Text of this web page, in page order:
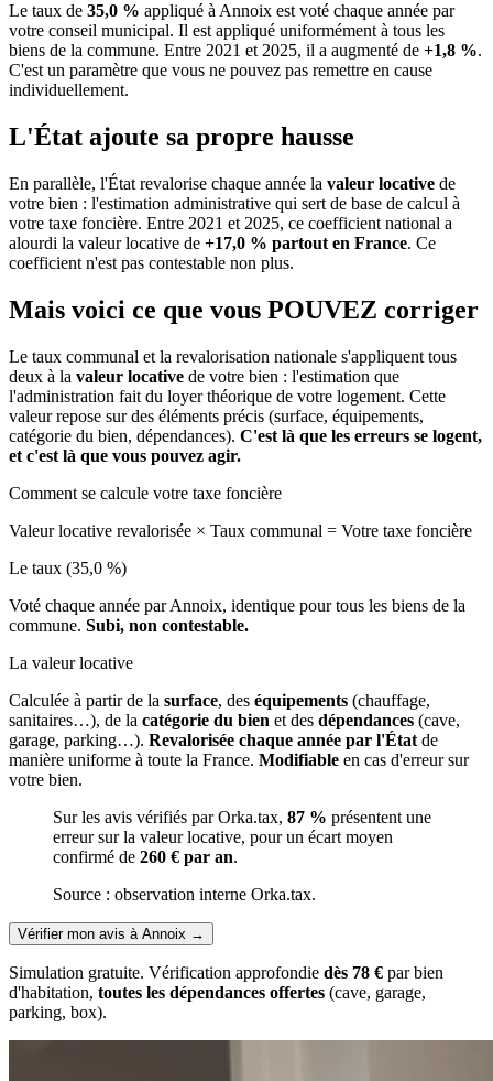
Le taux de 35,0 % appliqué à Annoix est voté chaque année par
votre conseil municipal. Il est appliqué uniformément à tous les
biens de la commune. Entre 2021 et 2025, il a augmenté de +1,8 %.
C'est un paramètre que vous ne pouvez pas remettre en cause
individuellement.
L'État ajoute sa propre hausse
En parallèle, l'État revalorise chaque année la valeur locative de
votre bien : l'estimation administrative qui sert de base de calcul à
votre taxe foncière. Entre 2021 et 2025, ce coefficient national a
alourdi la valeur locative de +17,0 % partout en France. Ce
coefficient n'est pas contestable non plus.
Mais voici ce que vous POUVEZ corriger
Le taux communal et la revalorisation nationale s'appliquent tous
deux à la valeur locative de votre bien : l'estimation que
l'administration fait du loyer théorique de votre logement. Cette
valeur repose sur des éléments précis (surface, équipements,
catégorie du bien, dépendances). C'est là que les erreurs se logent,
et c'est là que vous pouvez agir.
Comment se calcule votre taxe foncière
Valeur locative revalorisée × Taux communal = Votre taxe foncière
Le taux (35,0 %)
Voté chaque année par Annoix, identique pour tous les biens de la
commune. Subi, non contestable.
La valeur locative
Calculée à partir de la surface, des équipements (chauffage,
sanitaires…), de la catégorie du bien et des dépendances (cave,
garage, parking…). Revalorisée chaque année par l'État de
manière uniforme à toute la France. Modifiable en cas d'erreur sur
votre bien.
Sur les avis vérifiés par Orka.tax, 87 % présentent une
erreur sur la valeur locative, pour un écart moyen
confirmé de 260 € par an.
Source : observation interne Orka.tax.
Vérifier mon avis à Annoix →
Simulation gratuite. Vérification approfondie dès 78 € par bien
d'habitation, toutes les dépendances offertes (cave, garage,
parking, box).